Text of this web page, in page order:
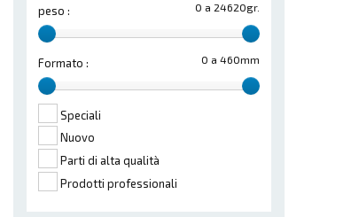
0 a 24620gr.
peso :
0 a 460mm
Formato :
Speciali
Nuovo
Parti di alta qualità
Prodotti professionali